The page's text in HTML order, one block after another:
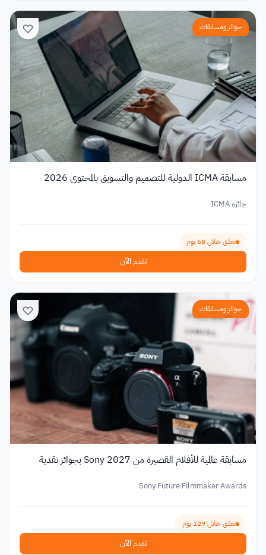
جوائز ومسابقات
مسابقة ICMA الدولية للتصميم والتسويق بالمحتوى 2026
جائزة ICMA
تغلق خلال 68 يوم
تقدم الآن
جوائز ومسابقات
مسابقة عالمية للأفلام القصيرة من Sony 2027 بجوائز نقدية
Sony Future Filmmaker Awards
تغلق خلال 129 يوم
تقدم الآن